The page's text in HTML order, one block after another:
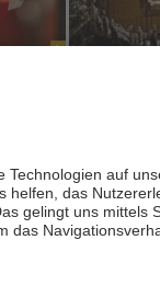
und Liebsten
:
Krippe“,
und natürlich der